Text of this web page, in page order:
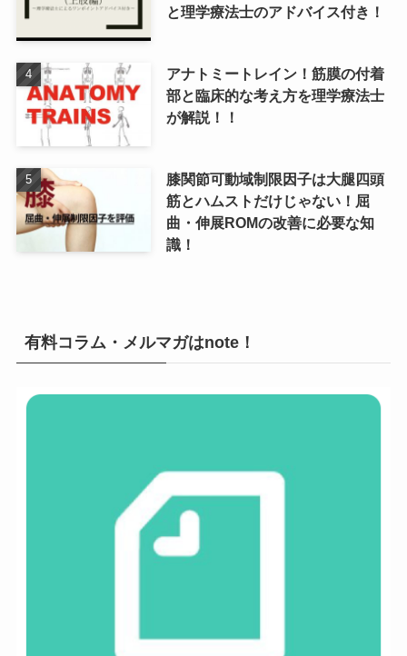
と理学療法士のアドバイス付き！
アナトミートレイン！筋膜の付着
部と臨床的な考え方を理学療法士
が解説！！
膝関節可動域制限因子は大腿四頭
筋とハムストだけじゃない！屈
曲・伸展ROMの改善に必要な知
識！
有料コラム・メルマガはnote！